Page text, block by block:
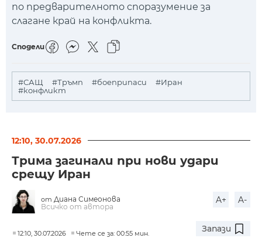
по предварителното споразумение за
слагане край на конфликта.
Сподели
#САЩ #Тръмп #боеприпаси
#Иран
#конфликт
12:10, 30.07.2026
Трима загинали при нови удари
срещу Иран
от Диана Симеонова
Всичко от автора
A+ A-
12:10, 30.07.2026 Чете се за: 00:55 мин. Запази